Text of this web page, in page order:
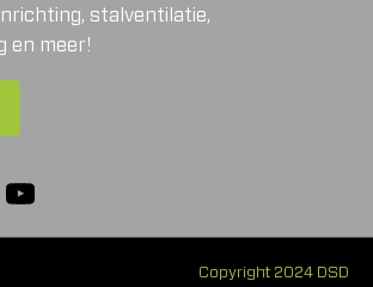
stalventilatie,
en meer!
Copyright 2024 DSD